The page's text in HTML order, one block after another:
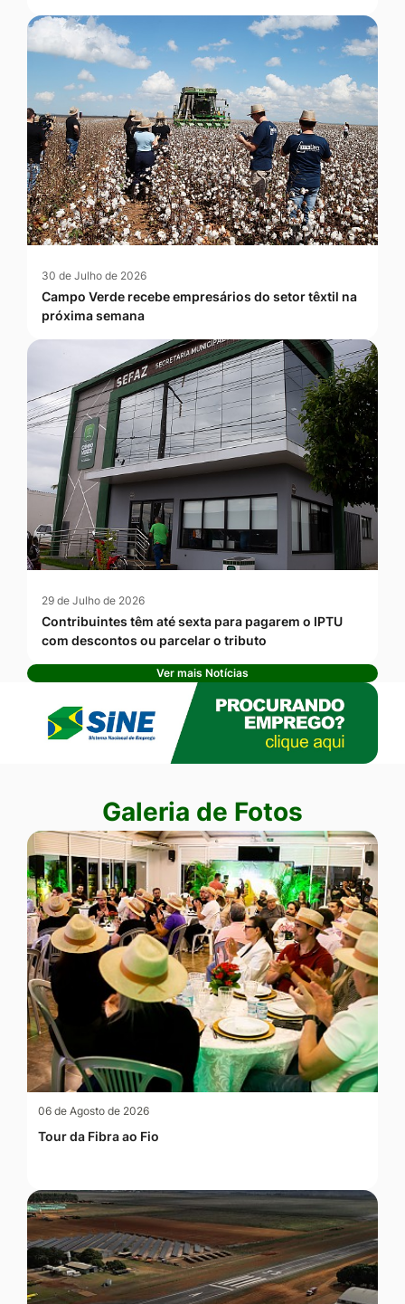
30 de Julho de 2026
Campo Verde recebe empresários do setor têxtil na
próxima semana
29 de Julho de 2026
Contribuintes têm até sexta para pagarem o IPTU
com descontos ou parcelar o tributo
Ver mais Notícias
Seção Galeria de Fotos
Galeria de Fotos
06 de Agosto de 2026
Tour da Fibra ao Fio